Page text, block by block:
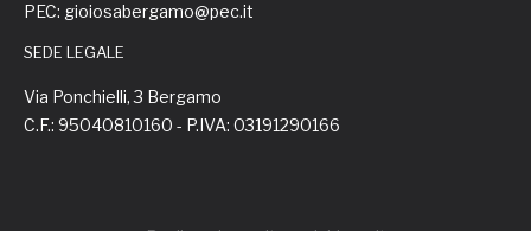
PEC: gioiosabergamo@pec.it
SEDE LEGALE
Via Ponchielli, 3 Bergamo
C.F.: 95040810160 - P.IVA: 03191290166